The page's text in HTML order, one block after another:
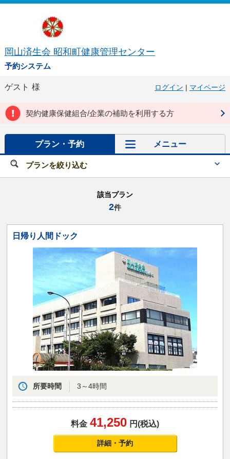
岡山済生会 昭和町健康管理センター
予約システム
ゲスト 様 ログイン | マイページ
契約健康保健組合/企業の補助を利用する方
プラン・予約 メニュー
プランを絞り込む
該当プラン
2件
日帰り人間ドック
所要時間 3～4時間
料金 41,250 円(税込)
詳細・予約